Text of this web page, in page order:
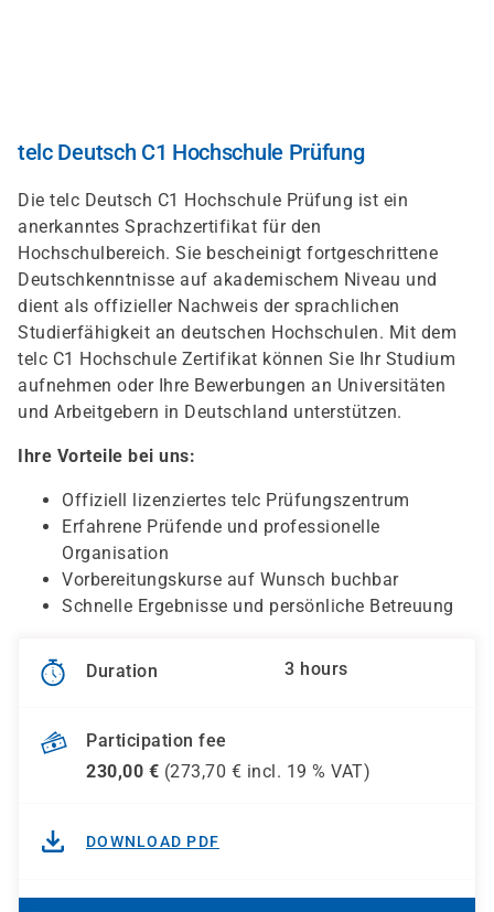
telc Deutsch C1 Hochschule Prüfung
Die telc Deutsch C1 Hochschule Prüfung ist ein
anerkanntes Sprachzertifikat für den
Hochschulbereich. Sie bescheinigt fortgeschrittene
Deutschkenntnisse auf akademischem Niveau und
dient als offizieller Nachweis der sprachlichen
Studierfähigkeit an deutschen Hochschulen. Mit dem
telc C1 Hochschule Zertifikat können Sie Ihr Studium
aufnehmen oder Ihre Bewerbungen an Universitäten
und Arbeitgebern in Deutschland unterstützen.
Ihre Vorteile bei uns:
Offiziell lizenziertes telc Prüfungszentrum
Erfahrene Prüfende und professionelle
Organisation
Vorbereitungskurse auf Wunsch buchbar
Schnelle Ergebnisse und persönliche Betreuung
Duration 3 hours
Participation fee
230,00 € (273,70 € incl. 19 % VAT)
DOWNLOAD PDF